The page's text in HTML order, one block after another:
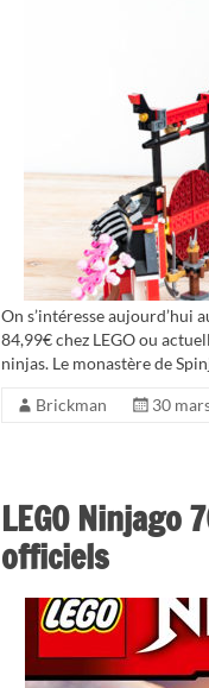
On s’intéresse aujourd’hui
84,99€ chez LEGO ou
ninjas. Le monastère de
Brickman 30
LEGO
officiels